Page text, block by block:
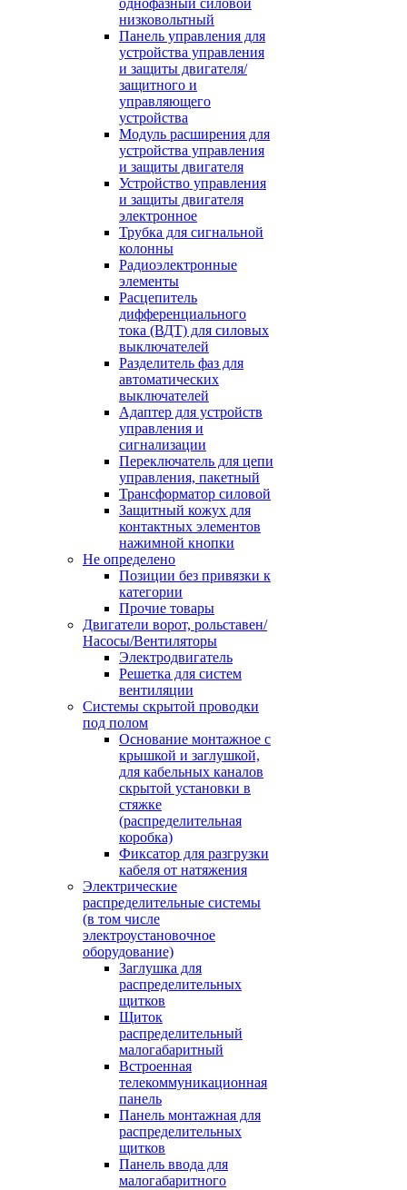
однофазный силовой
низковольтный
Панель управления для
устройства управления
и защиты двигателя/
защитного и
управляющего
устройства
Модуль расширения для
устройства управления
и защиты двигателя
Устройство управления
и защиты двигателя
электронное
Трубка для сигнальной
колонны
Радиоэлектронные
элементы
Расцепитель
дифференциального
тока (ВДТ) для силовых
выключателей
Разделитель фаз для
автоматических
выключателей
Адаптер для устройств
управления и
сигнализации
Переключатель для цепи
управления, пакетный
Трансформатор силовой
Защитный кожух для
контактных элементов
нажимной кнопки
Не определено
Позиции без привязки к
категории
Прочие товары
Двигатели ворот, рольставен/
Насосы/Вентиляторы
Электродвигатель
Решетка для систем
вентиляции
Системы скрытой проводки
под полом
Основание монтажное с
крышкой и заглушкой,
для кабельных каналов
скрытой установки в
стяжке
(распределительная
коробка)
Фиксатор для разгрузки
кабеля от натяжения
Электрические
распределительные системы
(в том числе
электроустановочное
оборудование)
Заглушка для
распределительных
щитков
Щиток
распределительный
малогабаритный
Встроенная
телекоммуникационная
панель
Панель монтажная для
распределительных
щитков
Панель ввода для
малогабаритного